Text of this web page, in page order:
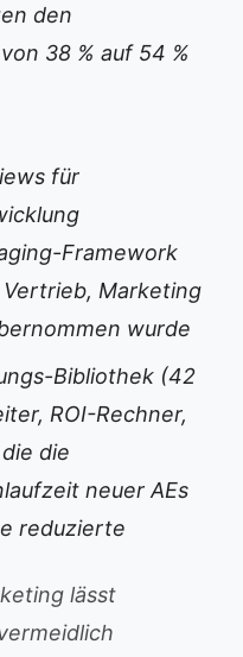
den
38 % auf 54 %
für
Framework
Marketing
wurde
Bibliothek (42
ROI-Rechner,
die
neuer AEs
reduzierte
lässt